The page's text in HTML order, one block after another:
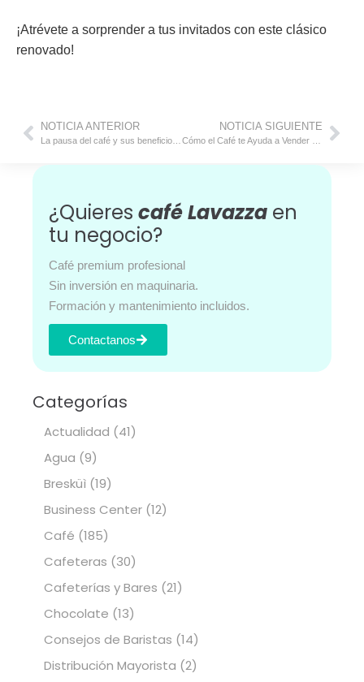
¡Atrévete a sorprender a tus invitados con este clásico
renovado!
NOTICIA ANTERIOR
La pausa del café y sus beneficios en el trabajo
NOTICIA SIGUIENTE
Cómo el Café te Ayuda a Vender Más
¿Quieres café Lavazza en
tu negocio?
Café premium profesional
Sin inversión en maquinaria.
Formación y mantenimiento incluidos.
Contactanos
Categorías
Actualidad (41)
Agua (9)
Bresküì (19)
Business Center (12)
Café (185)
Cafeteras (30)
Cafeterías y Bares (21)
Chocolate (13)
Consejos de Baristas (14)
Distribución Mayorista (2)